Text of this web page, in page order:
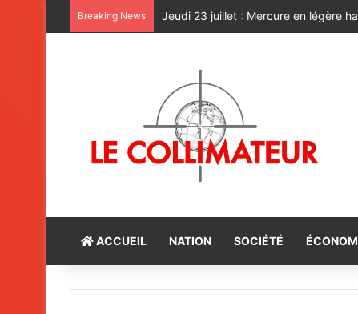
Breaking News Le Sahara oriental, une terre
ACCUEIL NATION SOCIÉTÉ